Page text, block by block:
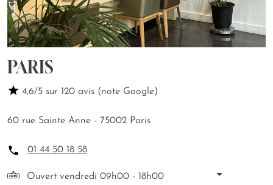
PARIS
4,6/5 sur 120 avis (note Google)
60 rue Sainte Anne - 75002 Paris
01 44 50 18 58
Ouvert vendredi 09h00 - 18h00